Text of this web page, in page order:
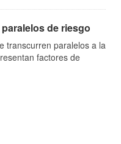
de riesgo
transcurren paralelos a la
factores de